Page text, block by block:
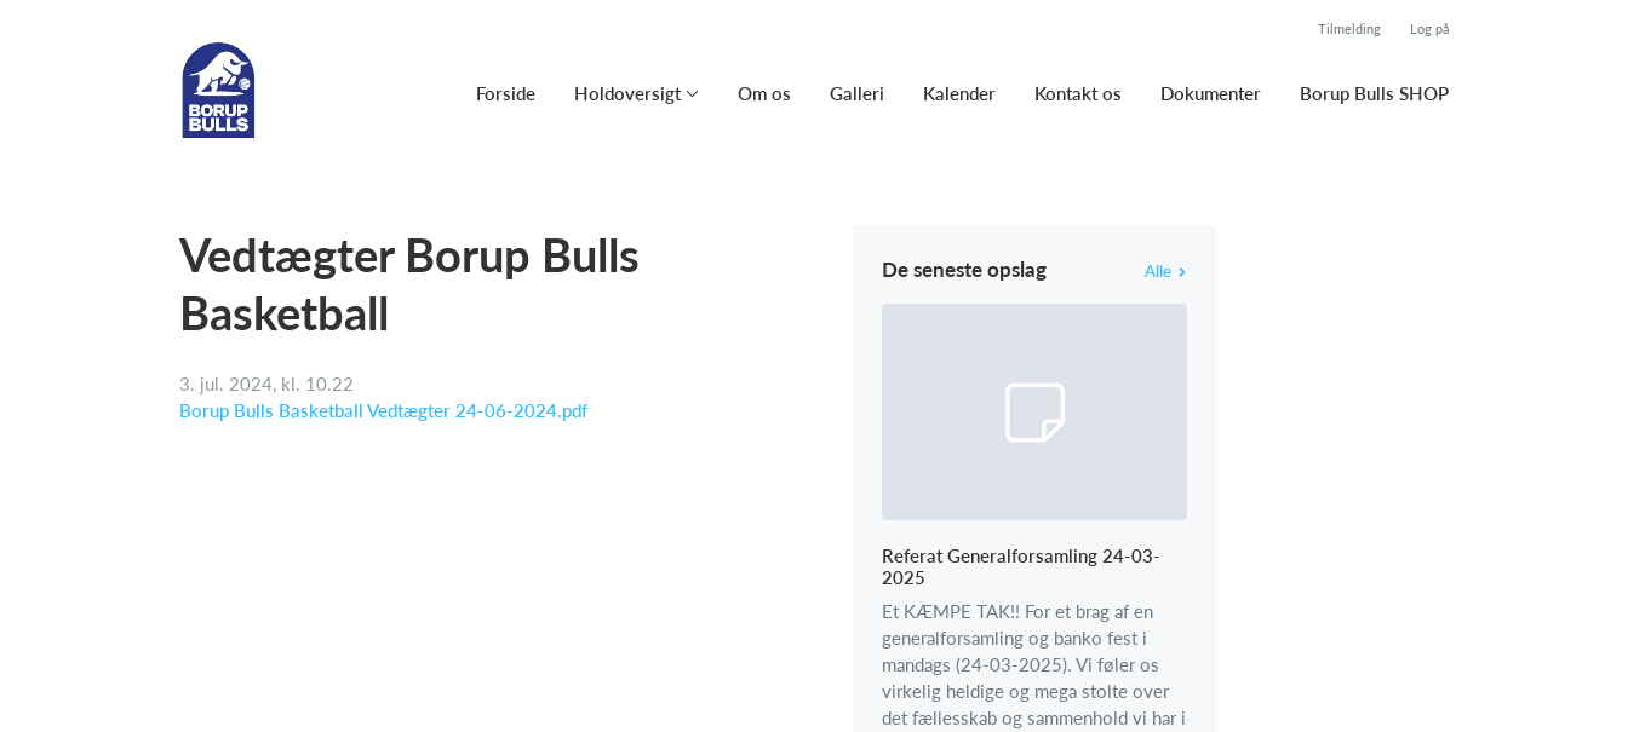
Tilmelding Log på
Forside Holdoversigt Om os Galleri Kalender Kontakt os Dokumenter Borup Bulls SHOP
Vedtægter Borup Bulls
Basketball
3. jul. 2024, kl. 10.22
Borup Bulls Basketball Vedtægter 24-06-2024.pdf
De seneste opslag Alle
Referat Generalforsamling 24-03-
2025
Et KÆMPE TAK!! For et brag af en
generalforsamling og banko fest i
mandags (24-03-2025). Vi føler os
virkelig heldige og mega stolte over
det fællesskab og sammenhold vi har i